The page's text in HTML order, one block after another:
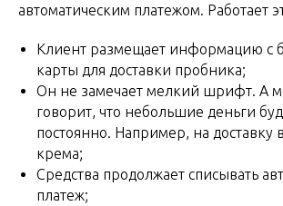
автоматическим платежом. Работает
Клиент размещает информацию с
карты для доставки пробника;
Он не замечает мелкий шрифт. А
говорит, что небольшие деньги
постоянно. Например, на доставку
крема;
Средства продолжает списывать
платеж;